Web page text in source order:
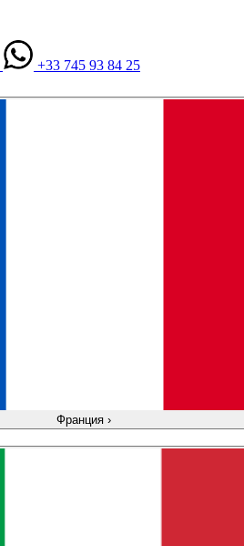
+33 745 93 84 25
Франция ›